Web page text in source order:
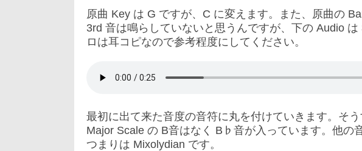
原曲 Key は G ですが、C に変えます。また、原曲の
3rd 音は鳴らしていないと思うんですが、下の Audio
ロは耳コピなので参考程度にしてください。
最初に出て来た音度の音符に丸を付けていきます。そ
Major Scale の B音はなく B♭音が入っています。他の
つまりは Mixolydian です。